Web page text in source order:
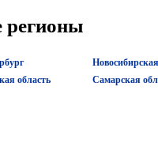
регионы
область
Самарская